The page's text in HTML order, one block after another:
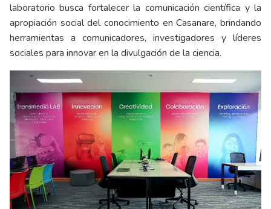
laboratorio busca fortalecer la comunicación científica y la
apropiación social del conocimiento en Casanare, brindando
herramientas a comunicadores, investigadores y líderes
sociales para innovar en la divulgación de la ciencia.